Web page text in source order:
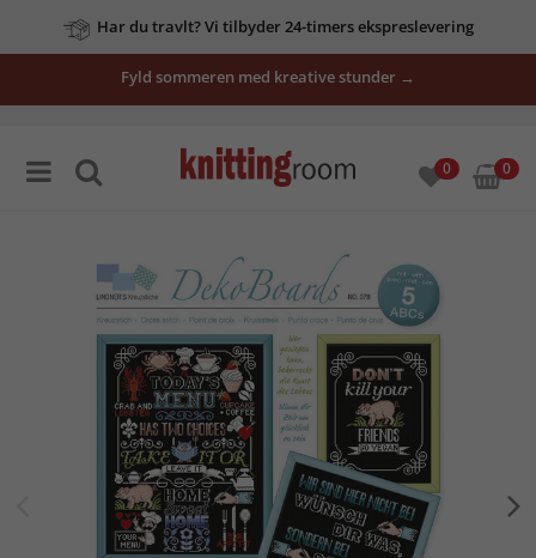
Har du travlt? Vi tilbyder 24-timers ekspreslevering
Fyld sommeren med kreative stunder →
0 0